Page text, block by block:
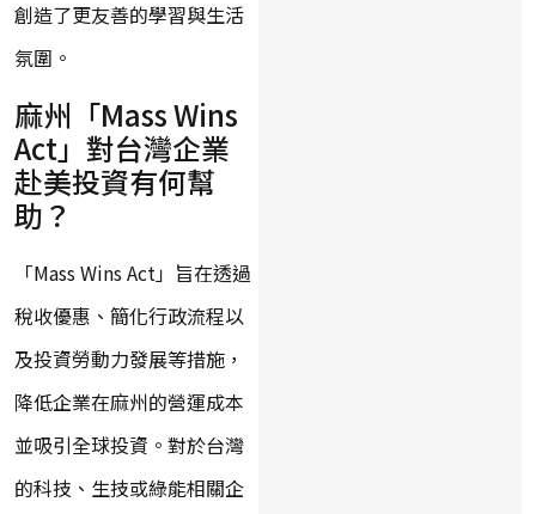
創造了更友善的學習與生活
氛圍。
麻州「Mass Wins
Act」對台灣企業
赴美投資有何幫
助？
「Mass Wins Act」旨在透過
稅收優惠、簡化行政流程以
及投資勞動力發展等措施，
降低企業在麻州的營運成本
並吸引全球投資。對於台灣
的科技、生技或綠能相關企